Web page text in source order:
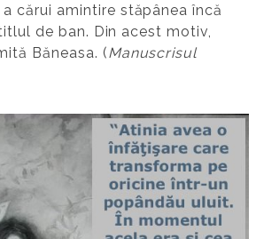
cărui amintire stăpânea încă
de ban. Din acest motiv,
Băneasa. (Manuscrisul